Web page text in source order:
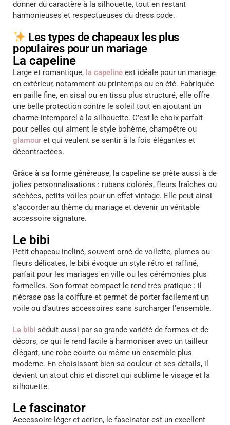
donner du caractère à la silhouette, tout en restant
harmonieuses et respectueuses du dress code.
Les types de chapeaux les plus
populaires pour un mariage
La capeline
Large et romantique, la capeline est idéale pour un mariage
en extérieur, notamment au printemps ou en été. Fabriquée
en paille fine, en sisal ou en tissu plus structuré, elle offre
une belle protection contre le soleil tout en ajoutant un
charme intemporel à la silhouette. C’est le choix parfait
pour celles qui aiment le style bohème, champêtre ou
glamour et qui veulent se sentir à la fois élégantes et
décontractées.
Grâce à sa forme généreuse, la capeline se prête aussi à de
jolies personnalisations : rubans colorés, fleurs fraîches ou
séchées, petits voiles pour un effet vintage. Elle peut ainsi
s’accorder au thème du mariage et devenir un véritable
accessoire signature.
Le bibi
Petit chapeau incliné, souvent orné de voilette, plumes ou
fleurs délicates, le bibi évoque un style rétro et raffiné,
parfait pour les mariages en ville ou les cérémonies plus
formelles. Son format compact le rend très pratique : il
n’écrase pas la coiffure et permet de porter facilement un
voile ou d’autres accessoires sans surcharger l’ensemble.
Le bibi séduit aussi par sa grande variété de formes et de
décors, ce qui le rend facile à harmoniser avec un tailleur
élégant, une robe courte ou même un ensemble plus
moderne. En choisissant bien sa couleur et ses détails, il
devient un atout chic et discret qui sublime le visage et la
silhouette.
Le fascinator
Accessoire léger et aérien, le fascinator est un excellent